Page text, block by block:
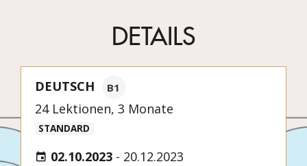
DETAILS
DEUTSCH B1
24 Lektionen, 3 Monate
STANDARD
02.10.2023 - 20.12.2023